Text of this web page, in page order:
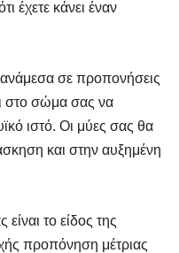
έχετε κάνει έναν
ανάμεσα σε προπονήσεις
στο σώμα σας να
ιστό. Οι μύες σας θα
και στην αυξημένη
το είδος της
προπόνηση μέτριας